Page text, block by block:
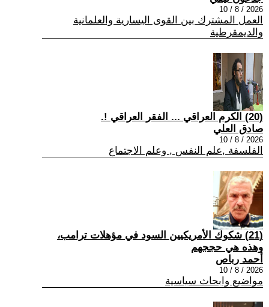
2026 / 8 / 10
العمل المشترك بين القوى اليسارية والعلمانية
والديمقرطية
(20) الكرم العراقي ... الفقر العراقي !.
صادق العلي
2026 / 8 / 10
الفلسفة ,علم النفس , وعلم الاجتماع
(21) شكوك الأمريكيين السود في مؤهلات ترامب،
وهذه هي حججهم
أحمد رباص
2026 / 8 / 10
مواضيع وابحاث سياسية